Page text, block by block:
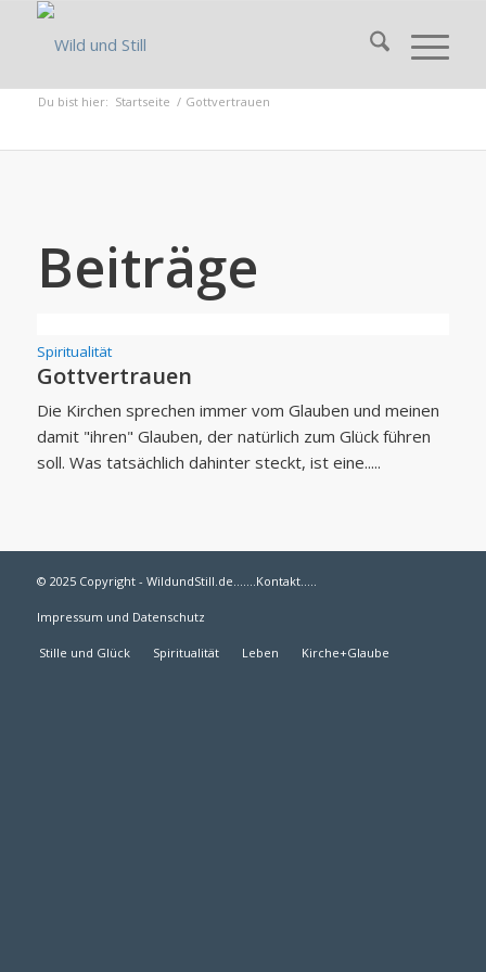
Du bist hier: Startseite / Gottvertrauen
Beiträge
Spiritualität
Gottvertrauen
Die Kirchen sprechen immer vom Glauben und meinen
damit "ihren" Glauben, der natürlich zum Glück führen
soll. Was tatsächlich dahinter steckt, ist eine.....
© 2025 Copyright - WildundStill.de.......Kontakt.....
Impressum und Datenschutz
Stille und Glück Spiritualität Leben Kirche+Glaube